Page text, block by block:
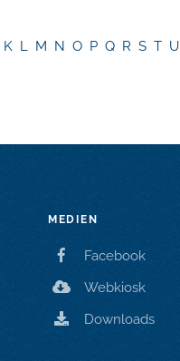
K L M N O P Q R S T U
MEDIEN
Facebook
Webkiosk
Downloads